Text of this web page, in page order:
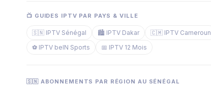
📺 GUIDES IPTV PAR PAYS & VILLE
🇸🇳 IPTV Sénégal 🏙️ IPTV Dakar 🇨🇲 IPTV Cameroun
⚽ IPTV beIN Sports
📅 IPTV 12 Mois
🇸🇳 ABONNEMENTS PAR RÉGION AU SÉNÉGAL